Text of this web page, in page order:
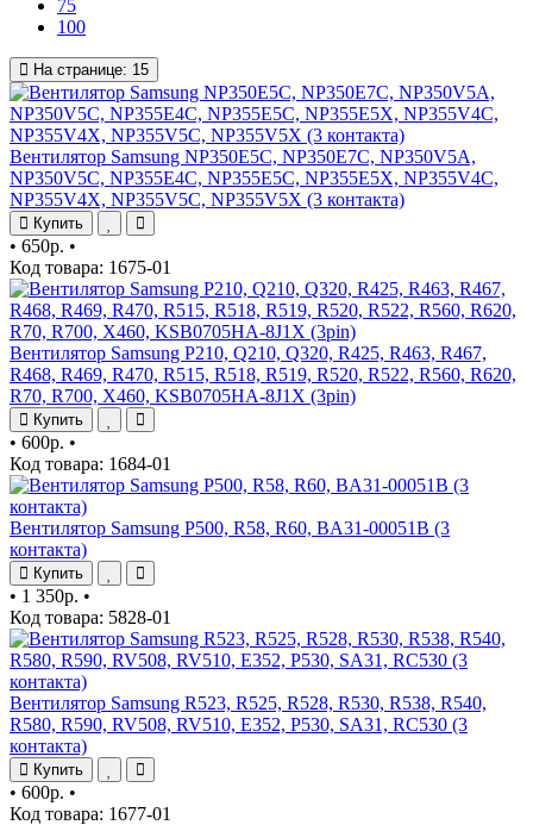
75
100
На странице: 15
Вентилятор Samsung NP350E5C, NP350E7C, NP350V5A,
NP350V5C, NP355E4C, NP355E5C, NP355E5X, NP355V4C,
NP355V4X, NP355V5C, NP355V5X (3 контакта)
Купить
• 650р. •
Код товара: 1675-01
Вентилятор Samsung P210, Q210, Q320, R425, R463, R467,
R468, R469, R470, R515, R518, R519, R520, R522, R560, R620,
R70, R700, X460, KSB0705HA-8J1X (3pin)
Купить
• 600р. •
Код товара: 1684-01
Вентилятор Samsung P500, R58, R60, BA31-00051B (3
контакта)
Купить
• 1 350р. •
Код товара: 5828-01
Вентилятор Samsung R523, R525, R528, R530, R538, R540,
R580, R590, RV508, RV510, E352, P530, SA31, RC530 (3
контакта)
Купить
• 600р. •
Код товара: 1677-01